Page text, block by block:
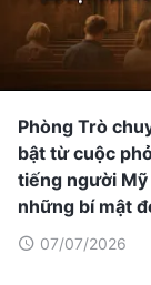
Phòng Trò
bật từ cuộc
tiếng người
những bí mật
07/07/2026